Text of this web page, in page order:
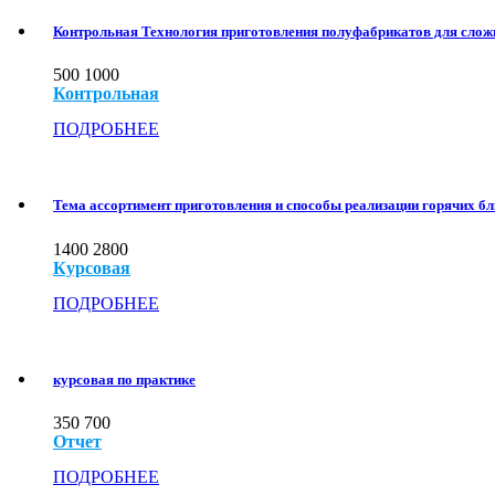
Контрольная Технология приготовления полуфабрикатов для
500 1000
Контрольная
ПОДРОБНЕЕ
Тема ассортимент приготовления и способы реализации горячих
1400 2800
Курсовая
ПОДРОБНЕЕ
курсовая по практике
350 700
Отчет
ПОДРОБНЕЕ